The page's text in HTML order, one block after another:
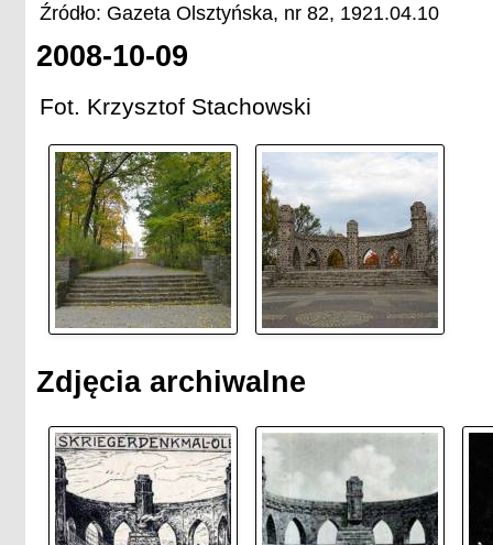
Źródło: Gazeta Olsztyńska, nr 82, 1921.04.10
2008-10-09
Fot. Krzysztof Stachowski
Zdjęcia archiwalne